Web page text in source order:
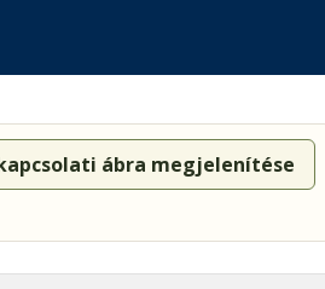
ábra megjelenítése